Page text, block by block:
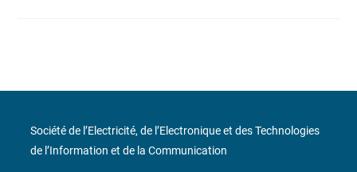
Société de l’Electricité, de l’Electronique et des Technologies
de l’Information et de la Communication